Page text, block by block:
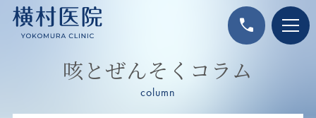
call
咳とぜんそくコラム
column